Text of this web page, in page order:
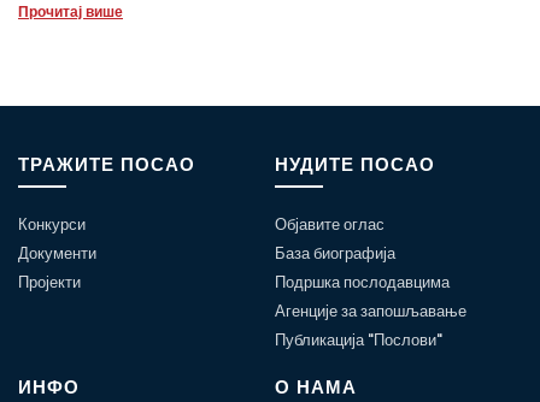
Прочитај више
ТРАЖИТЕ ПОСАО
Конкурси
Документи
Пројекти
НУДИТЕ ПОСАО
Објавите оглас
База биографија
Подршка послодавцима
Агенције за запошљавање
Публикација "Послови"
ИНФО О НАМА